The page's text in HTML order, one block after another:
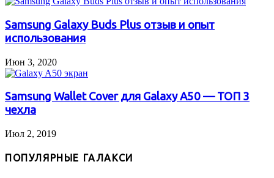
Samsung Galaxy Buds Plus отзыв и опыт
использования
Июн 3, 2020
Samsung Wallet Cover для Galaxy A50 — ТОП 3
чехла
Июл 2, 2019
ПОПУЛЯРНЫЕ ГАЛАКСИ